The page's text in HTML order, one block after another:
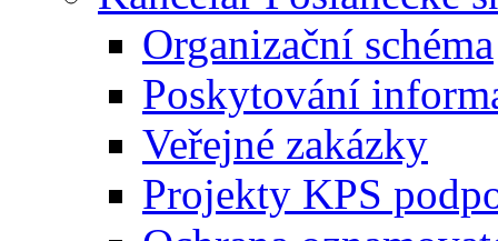
Organizační schéma
Poskytování
Veřejné zakázky
Projekty KPS